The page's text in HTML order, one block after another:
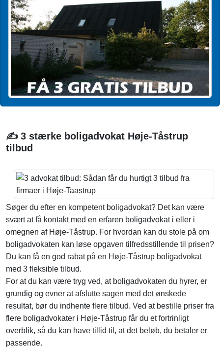
✍️ 3 stærke boligadvokat Høje-Tåstrup
tilbud
Søger du efter en kompetent boligadvokat? Det kan være
svært at få kontakt med en erfaren boligadvokat i eller i
omegnen af Høje-Tåstrup. For hvordan kan du stole på om
boligadvokaten kan løse opgaven tilfredsstillende til prisen?
Du kan få en god rabat på en Høje-Tåstrup boligadvokat
med 3 fleksible tilbud.
For at du kan være tryg ved, at boligadvokaten du hyrer, er
grundig og evner at afslutte sagen med det ønskede
resultat, bør du indhente flere tilbud. Ved at bestille priser fra
flere boligadvokater i Høje-Tåstrup får du et fortrinligt
overblik, så du kan have tillid til, at det beløb, du betaler er
passende.